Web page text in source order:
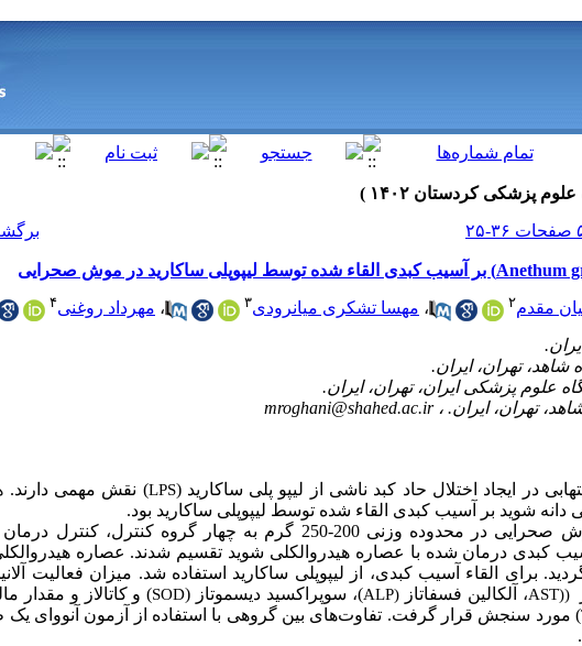
مقدم۲ ، مهسا تشکری میانرودی۳ ، مهرداد روغنی۴
mroghani@shahed.ac.ir
در ایجاد اختلال حاد کبد ناشی از لیپو پلی ساکارید (LPS) نقش مهمی دارند.
شوید بر آسیب کبدی القاء شده توسط لیپوپلی ساکارید بود.
در این مطالعه 32 سر موش صحرایی در محدوده وزنی 200-250 گرم به چهار گروه کنترل،
کبدی درمان شده با عصاره هیدروالکلی شوید تقسیم شدند. عصاره
تجویز گردید. برای القاء آسیب کبدی، از لیپوپلی ساکارید استفاده شد. میزان فعالیت
(
AST)، آلکالین فسفاتاز ALP))، سوپراکسید دیسموتاز (SOD) و کاتالاز و مقدار
) مورد سنجش قرار گرفت. تفاوت‌های بین گروهی با استفاده از
آزمون آنووای